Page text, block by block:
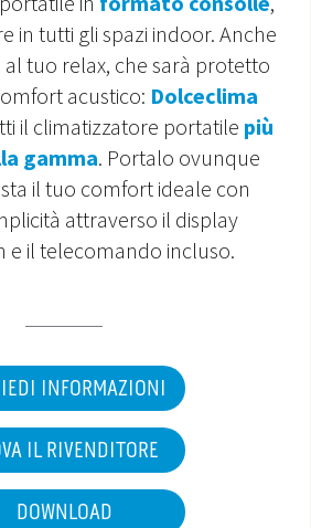
in tutti gli spazi indoor. Anche
tuo relax, che sarà protetto
acustico: Dolceclima
il climatizzatore portatile più
gamma. Portalo ovunque
il tuo comfort ideale con
attraverso il display
e il telecomando incluso.
INFORMAZIONI
IL RIVENDITORE
DOWNLOAD